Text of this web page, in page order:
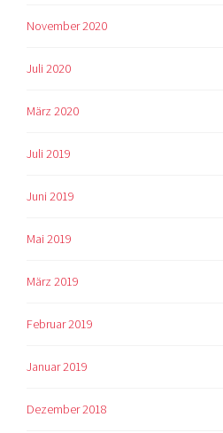
November 2020
Juli 2020
März 2020
Juli 2019
Juni 2019
Mai 2019
März 2019
Februar 2019
Januar 2019
Dezember 2018